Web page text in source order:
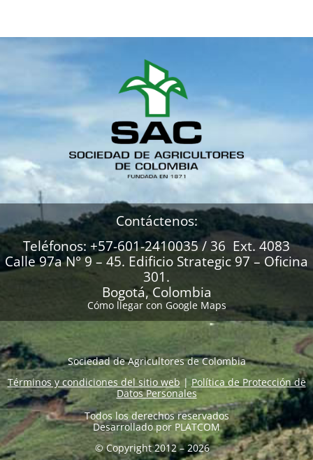
Contáctenos:
Teléfonos: +57-601-2410035 / 36 Ext. 4083
Calle 97a N° 9 – 45. Edificio Strategic 97 – Oficina
301.
Bogotá, Colombia
Cómo llegar con Google Maps
Sociedad de Agricultores de Colombia
Términos y condiciones del sitio web|Política de Protección de
Datos Personales
Todos los derechos reservados
Desarrollado por PLATCOM
© Copyright 2012 – 2026